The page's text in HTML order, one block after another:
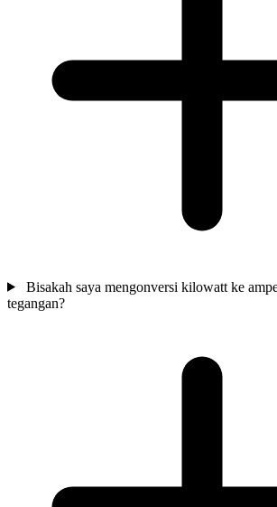
Bisakah saya mengonversi kilowatt ke
tegangan?